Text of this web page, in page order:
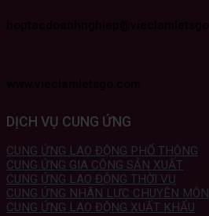
DỊCH VỤ CUNG ỨNG
CUNG ỨNG LAO ĐỘNG PHỔ THÔNG
CUNG ỨNG GIA CÔNG SẢN XUẤT
CUNG ỨNG LAO ĐỘNG THỜI VỤ
CUNG ỨNG NHÂN LỰC CHUYÊN MÔN
CUNG ỨNG LAO ĐỘNG XUẤT KHẨU